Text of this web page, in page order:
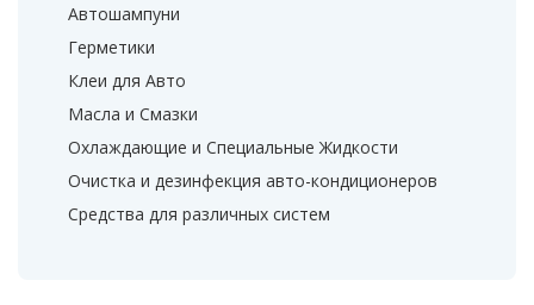
Автошампуни
Герметики
Клеи для Авто
Масла и Смазки
Охлаждающие и Специальные Жидкости
Очистка и дезинфекция авто-кондиционеров
Средства для различных систем